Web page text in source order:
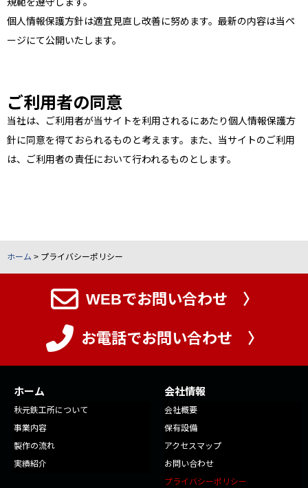
規範を遵守します。
個人情報保護方針は適宜見直し改善に努めます。最新の内容は当ペ
ージにて公開いたします。
ご利用者の同意
当社は、ご利用者が当サイトを利用されるにあたり個人情報保護方
針に同意を得ておられるものと考えます。また、当サイトのご利用
は、ご利用者の責任において行われるものとします。
ホーム > プライバシーポリシー
WEBでお問い合わせ 〉
お電話でお問い合わせ 〉
ホーム
秋元鉄工所について
事業内容
製作の流れ
実績紹介
会社情報
会社概要
保有設備
アクセスマップ
お問い合わせ
プライバシーポリシー